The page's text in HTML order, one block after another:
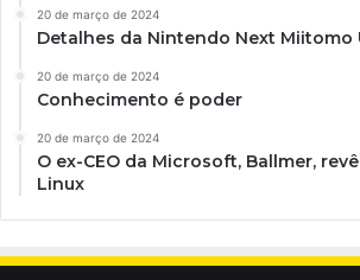
20 de março de 2024
Detalhes da Nintendo Next Miitomo
20 de março de 2024
Conhecimento é poder
20 de março de 2024
O ex-CEO da Microsoft, Ballmer,
Linux